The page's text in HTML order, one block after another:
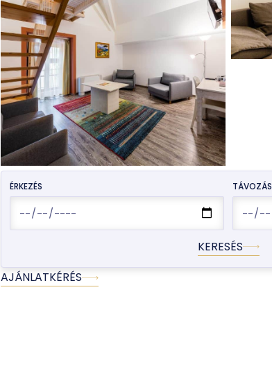
ÉRKEZÉS TÁVOZÁS
KERESÉS
AJÁNLATKÉRÉS